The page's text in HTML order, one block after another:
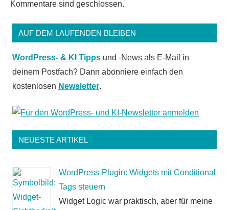
Kommentare sind geschlossen.
AUF DEM LAUFENDEN BLEIBEN
WordPress- & KI Tipps und -News als E-Mail in
deinem Postfach? Dann abonniere einfach den
kostenlosen Newsletter.
NEUESTE ARTIKEL
WordPress-Plugin: Widgets mit Conditional
Tags steuern
Widget Logic war praktisch, aber für meine